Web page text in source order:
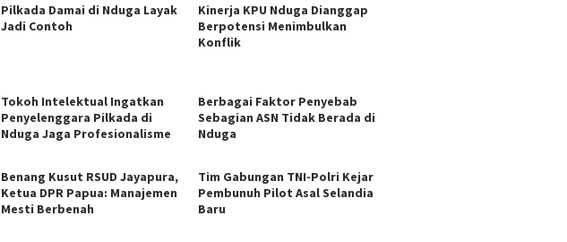
Pilkada Damai di Nduga Layak
Jadi Contoh
Kinerja KPU Nduga Dianggap
Berpotensi Menimbulkan
Konflik
Tokoh Intelektual Ingatkan
Penyelenggara Pilkada di
Nduga Jaga Profesionalisme
Berbagai Faktor Penyebab
Sebagian ASN Tidak Berada di
Nduga
Benang Kusut RSUD Jayapura,
Ketua DPR Papua: Manajemen
Mesti Berbenah
Tim Gabungan TNI-Polri Kejar
Pembunuh Pilot Asal Selandia
Baru